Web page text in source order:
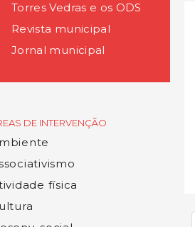
Torres Vedras e os ODS
Revista municipal
Jornal municipal
DE INTERVENÇÃO
física